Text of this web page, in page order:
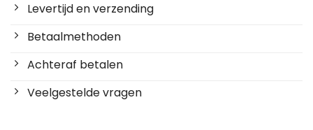
Levertijd en verzending
Betaalmethoden
Achteraf betalen
Veelgestelde vragen